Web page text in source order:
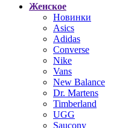
Женское
Новинки
Asics
Adidas
Converse
Nike
Vans
New Balance
Dr. Martens
Timberland
UGG
Saucony